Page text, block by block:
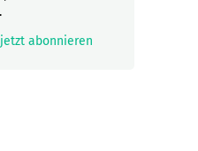
abonnieren